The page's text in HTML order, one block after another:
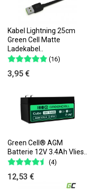
Kabel Lightning 25cm
Green Cell Matte
Ladekabel..
(16)
3,95 €
Green Cell® AGM
Batterie 12V 3.4Ah Vlies..
(4)
12,53 €